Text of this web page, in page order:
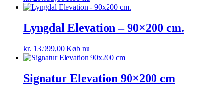
Lyngdal Elevation – 90×200 cm.
kr. 13.999,00 Køb nu
Signatur Elevation 90×200 cm